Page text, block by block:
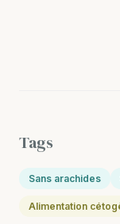
Tags
Sans arachides
Alimentation